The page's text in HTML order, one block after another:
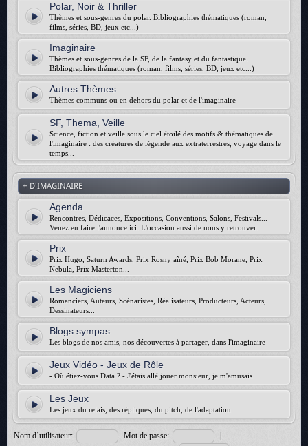
Polar, Noir & Thriller
Thèmes et sous-genres du polar. Bibliographies thématiques (roman,
films, séries, BD, jeux etc...)
Imaginaire
Thèmes et sous-genres de la SF, de la fantasy et du fantastique.
Bibliographies thématiques (roman, films, séries, BD, jeux etc...)
Autres Thèmes
Thèmes communs ou en dehors du polar et de l'imaginaire
SF, Thema, Veille
Science, fiction et veille sous le ciel étoilé des motifs & thématiques de
l'imaginaire : des créatures de légende aux extraterrestres, voyage dans le
temps...
+ D'IMAGINAIRE
Agenda
Rencontres, Dédicaces, Expositions, Conventions, Salons, Festivals...
Venez en faire l'annonce ici. L'occasion aussi de nous y retrouver.
Prix
Prix Hugo, Saturn Awards, Prix Rosny aîné, Prix Bob Morane, Prix
Nebula, Prix Masterton...
Les Magiciens
Romanciers, Auteurs, Scénaristes, Réalisateurs, Producteurs, Acteurs,
Dessinateurs...
Blogs sympas
Les blogs de nos amis, nos découvertes à partager, dans l'imaginaire
Jeux Vidéo - Jeux de Rôle
- Où étiez-vous Data ? - J'étais allé jouer monsieur, je m'amusais.
Les Jeux
Les jeux du relais, des répliques, du pitch, de l'adaptation
Nom d’utilisateur: Mot de passe:
|